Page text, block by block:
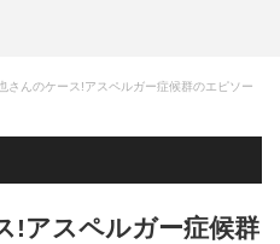
さんのケース!アスペルガー症候群のエピソー
!アスペルガー症候群